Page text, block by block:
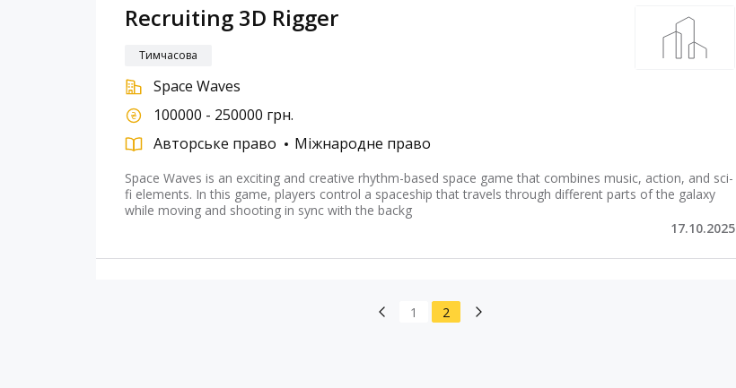
Recruiting 3D Rigger
Тимчасова
Space Waves
100000 - 250000 грн.
Авторське право
Міжнародне право
Space Waves is an exciting and creative rhythm-based space game that combines music, action, and sci-
fi elements. In this game, players control a spaceship that travels through different parts of the galaxy
while moving and shooting in sync with the backg
17.10.2025
1 2